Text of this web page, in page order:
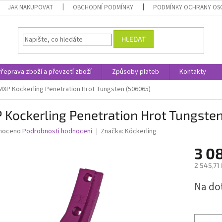
JAK NAKUPOVAT OBCHODNÍ PODMÍNKY PODMÍNKY OCHRANY
HLEDAT
zboží a převzetí zboží Způsoby plateb
Kontakty
Kockerling Penetration Hrot Tungsten (506065)
Kockerling Penetration Hrot
Podrobnosti hodnocení Značka: Köckerling
3
2 545,71
cena:
Na